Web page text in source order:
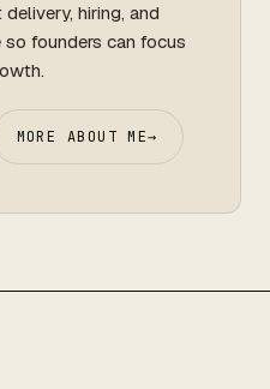
hiring, and
founders can focus
MORE ABOUT ME→